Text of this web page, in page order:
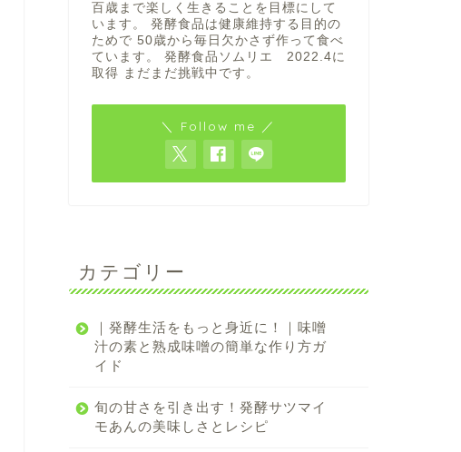
百歳まで楽しく生きることを目標にして
います。 発酵食品は健康維持する目的の
ためで 50歳から毎日欠かさず作って食べ
ています。 発酵食品ソムリエ 2022.4に
取得 まだまだ挑戦中です。
＼ Follow me ／
カテゴリー
｜発酵生活をもっと身近に！｜味噌
汁の素と熟成味噌の簡単な作り方ガ
イド
旬の甘さを引き出す！発酵サツマイ
モあんの美味しさとレシピ